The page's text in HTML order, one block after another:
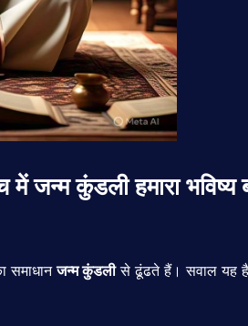
कुंडली हमारा भविष्य
समाधानजन्मकुंडली सेढूंढतेहैं।सवालयह